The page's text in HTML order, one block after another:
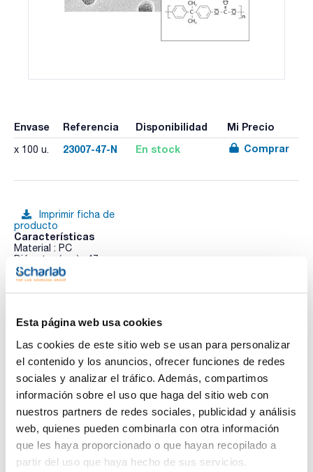
Esta página web usa cookies
Las cookies de este sitio web se usan para personalizar
el contenido y los anuncios, ofrecer funciones de redes
sociales y analizar el tráfico. Además, compartimos
información sobre el uso que haga del sitio web con
nuestros partners de redes sociales, publicidad y análisis
web, quienes pueden combinarla con otra información
que les haya proporcionado o que hayan recopilado a
partir del uso que haya hecho de sus servicios.
Envase Referencia Disponibilidad Mi Precio
x 100 u. 23007-47-N En stock Comprar
Imprimir ficha de
producto
Características
Material : PC
Diámetro (mm) : 47
Poro (µm) : 0,2
Esterilidad : No
Color : Blanca
muestras de aguas.
Los filtros de membrana Microsart® e.motion (ME), estériles
y con rejilla, se utilizan para la determinación cuantitativa
microbiana. Los filtros de nitrato de celulosa (éster de
celulosa mixto) contienen una mezcla de nitrato de celulosa y
acetato de celulosa, un material que asegura una retención
eficaz combinado con altas tasas de flujo y un crecimiento
óptimo de colonia. El acetato de celulosa combina altas
velocidades de flujo y estabilidad térmica con
características de muy baja adsorción. Esterilizado con
Oxido de etileno.
Documentación técnica
TDS / Ficha técnica
Regístrate para
descargas
COA
Regístrate para
descargas
SDS/ Hoja de seguridad
Regístrate para
descargas